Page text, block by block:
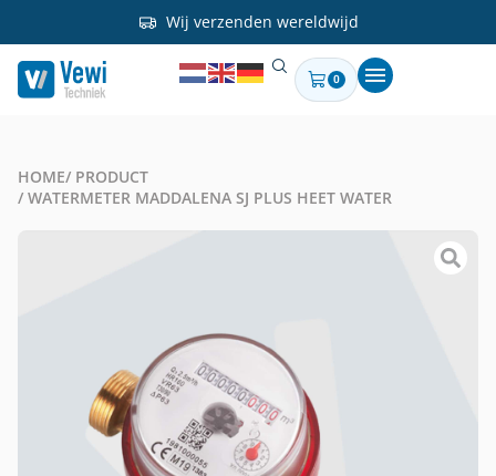
Wij verzenden wereldwijd
0
HOME/ PRODUCT
/ WATERMETER MADDALENA SJ PLUS HEET WATER